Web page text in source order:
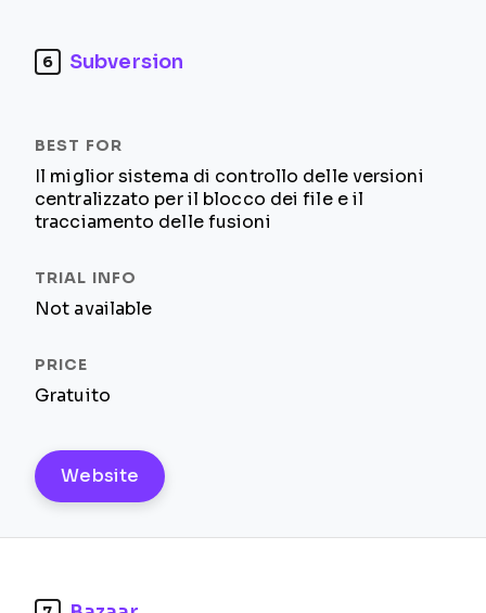
6 Subversion
Il miglior sistema di controllo delle versioni
centralizzato per il blocco dei file e il
tracciamento delle fusioni
Not available
Gratuito
Website